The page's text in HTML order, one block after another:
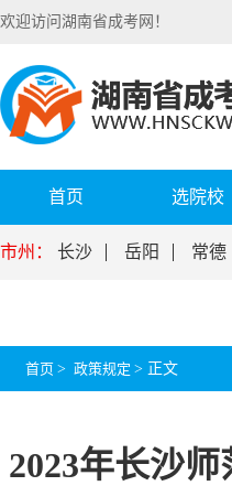
欢迎访问湖南省成考网！
首页 选院校
市州： 长沙 岳阳 常德
首页 > 政策规定 > 正文
2023年长沙